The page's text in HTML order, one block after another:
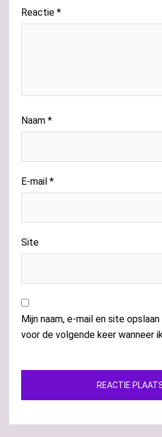
Reactie *
Naam *
E-mail *
Site
Mijn naam, e-mail en site
voor de volgende keer wanneer